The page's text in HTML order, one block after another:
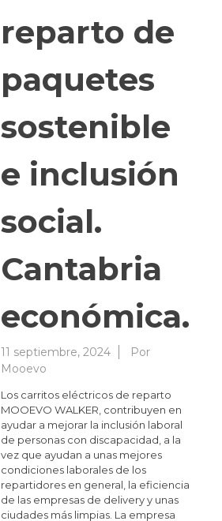
reparto de
paquetes
sostenible
e inclusión
social.
Cantabria
económica.
11 septiembre, 2024
Por
Mooevo
Los carritos eléctricos de reparto
MOOEVO WALKER, contribuyen en
ayudar a mejorar la inclusión laboral
de personas con discapacidad, a la
vez que ayudan a unas mejores
condiciones laborales de los
repartidores en general, la eficiencia
de las empresas de delivery y unas
ciudades más limpias. La empresa